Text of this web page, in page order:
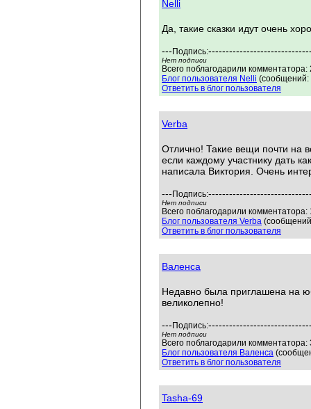
Nelli
Да, такие сказки идут очень
--- Подпись:
Нет подписи
Всего поблагодарили
Блог пользователя Nelli (сообщений:
Ответить в блог пользователя
Verba
Отлично! Такие вещи почти на
если каждому участнику дать
написала Виктория. Очень
--- Подпись:
Нет подписи
Всего поблагодарили
Блог пользователя Verba
Ответить в блог пользователя
Валенса
Недавно была приглашена на
великолепно!
--- Подпись:
Нет подписи
Всего поблагодарили
Блог пользователя Валенса
Ответить в блог пользователя
Tasha-69